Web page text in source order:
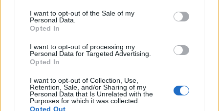
I want to opt-out of the Sale of my
Personal Data.
Opted In
I want to opt-out of processing my
Personal Data for Targeted Advertising.
Opted In
I want to opt-out of Collection, Use,
Retention, Sale, and/or Sharing of my
Personal Data that Is Unrelated with the
Purposes for which it was collected.
Opted Out